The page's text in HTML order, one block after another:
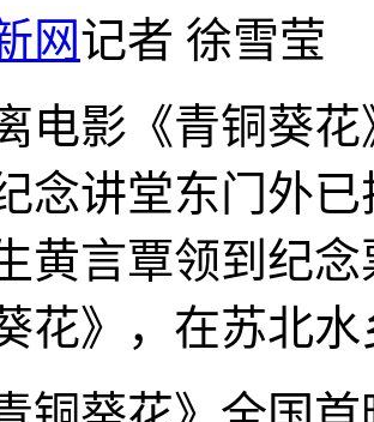
网记者 徐雪莹
影《青铜葵花
念讲堂东门外
黄言覃领到纪
花》，在苏北